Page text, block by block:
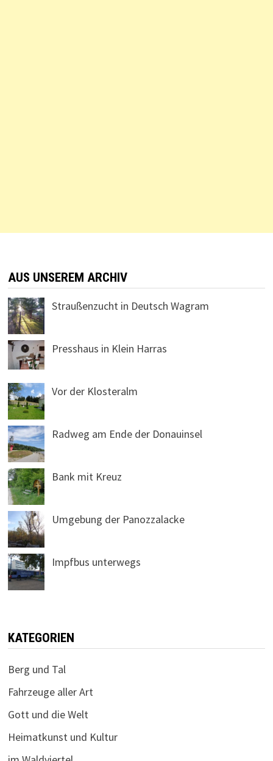
AUS UNSEREM ARCHIV
Straußenzucht in Deutsch Wagram
Presshaus in Klein Harras
Vor der Klosteralm
Radweg am Ende der Donauinsel
Bank mit Kreuz
Umgebung der Panozzalacke
Impfbus unterwegs
KATEGORIEN
Berg und Tal
Fahrzeuge aller Art
Gott und die Welt
Heimatkunst und Kultur